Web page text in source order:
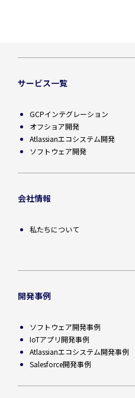
サービス一覧
GCPインテグレーション
オフショア開発
Atlassianエコシステム開発
ソフトウェア開発
会社情報
私たちについて
開発事例
ソフトウェア開発事例
IoTアプリ開発事例
Atlassianエコシステム開発事例
Salesforce開発事例